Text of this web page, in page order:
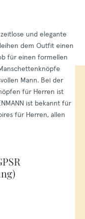
und elegante
dem Outfit einen
für einen formellen
Mann. Bei der
für Herren ist
ist bekannt für
für Herren, allen